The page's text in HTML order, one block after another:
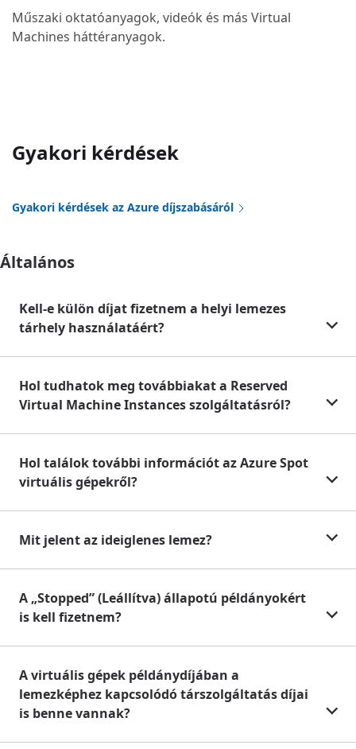
Műszaki oktatóanyagok, videók és más Virtual
Machines háttéranyagok.
Gyakori kérdések
Gyakori kérdések az Azure díjszabásáról
Általános
Kell-e külön díjat fizetnem a helyi lemezes
tárhely használatáért?
Hol tudhatok meg továbbiakat a Reserved
Virtual Machine Instances szolgáltatásról?
Hol találok további információt az Azure Spot
virtuális gépekről?
Mit jelent az ideiglenes lemez?
A „Stopped” (Leállítva) állapotú példányokért
is kell fizetnem?
A virtuális gépek példánydíjában a
lemezképhez kapcsolódó társzolgáltatás díjai
is benne vannak?